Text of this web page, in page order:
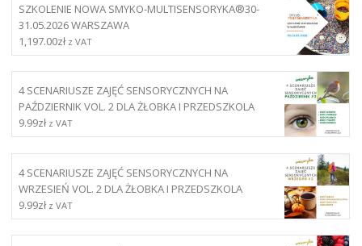
SZKOLENIE NOWA SMYKO-MULTISENSORYKA®30-
31.05.2026 WARSZAWA
1,197.00zł z VAT
4 SCENARIUSZE ZAJĘĆ SENSORYCZNYCH NA
PAŹDZIERNIK VOL. 2 DLA ŻŁOBKA I PRZEDSZKOLA
9.99zł z VAT
4 SCENARIUSZE ZAJĘĆ SENSORYCZNYCH NA
WRZESIEŃ VOL. 2 DLA ŻŁOBKA I PRZEDSZKOLA
9.99zł z VAT